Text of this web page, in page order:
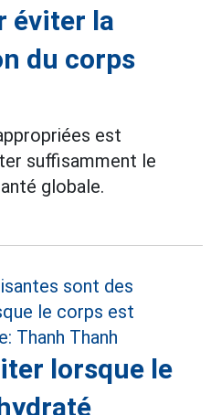
éviter la
du corps
est
suffisamment le
globale.
lorsque le